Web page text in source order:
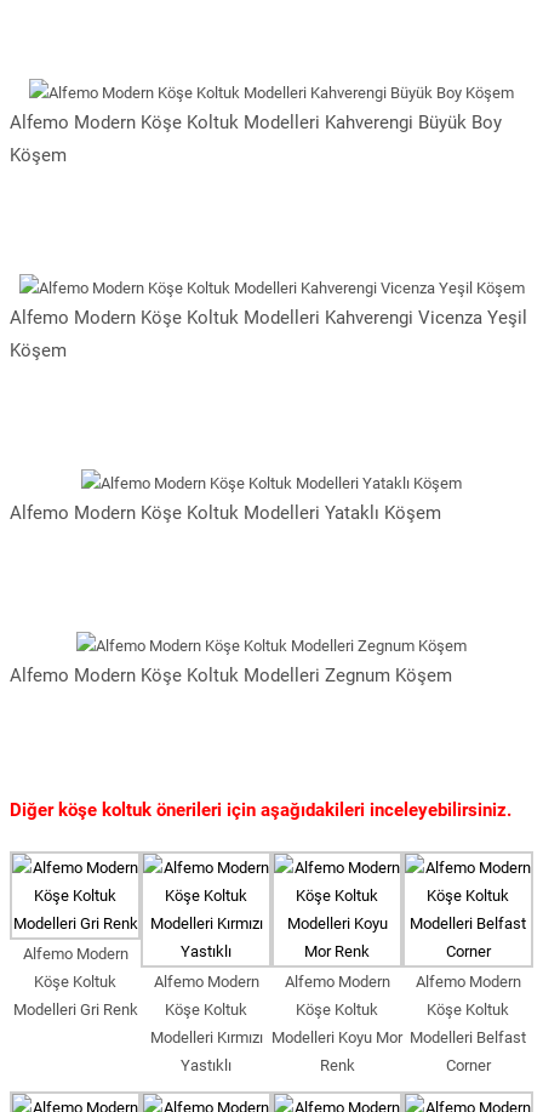
Alfemo Modern Köşe Koltuk Modelleri Kahverengi Büyük Boy
Köşem
Alfemo Modern Köşe Koltuk Modelleri Kahverengi Vicenza Yeşil
Köşem
Alfemo Modern Köşe Koltuk Modelleri Yataklı Köşem
Alfemo Modern Köşe Koltuk Modelleri Zegnum Köşem
Diğer köşe koltuk önerileri için aşağıdakileri inceleyebilirsiniz.
Alfemo Modern
Köşe Koltuk
Modelleri Gri Renk
Alfemo Modern
Köşe Koltuk
Modelleri Kırmızı
Yastıklı
Alfemo Modern
Köşe Koltuk
Modelleri Koyu Mor
Renk
Alfemo Modern
Köşe Koltuk
Modelleri Belfast
Corner